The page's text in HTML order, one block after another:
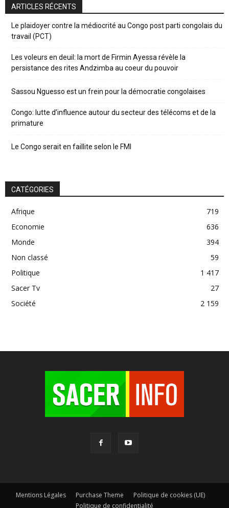
ARTICLES RÉCENTS
Le plaidoyer contre la médiocrité au Congo post parti congolais du
travail (PCT)
Les voleurs en deuil: la mort de Firmin Ayessa révèle la
persistance des rites Andzimba au coeur du pouvoir
Sassou Nguesso est un frein pour la démocratie congolaises
Congo: lutte d’influence autour du secteur des télécoms et de la
primature
Le Congo serait en faillite selon le FMI
CATÉGORIES
Afrique
719
Economie
636
Monde
394
Non classé
59
Politique
1 417
Sacer Tv
27
Société
2 159
Mentions Légales Purchase Theme
Politique de cookies (UE)
Politique de confidentialité